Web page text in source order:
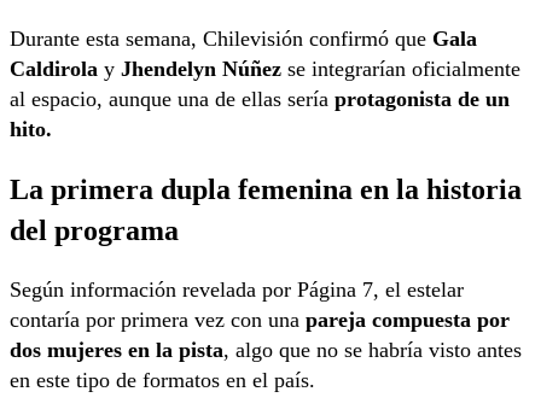
Durante esta semana, Chilevisión confirmó que Gala
Caldirola y Jhendelyn Núñez se integrarían oficialmente
al espacio, aunque una de ellas sería protagonista de un
hito.
La primera dupla femenina en la historia
del programa
Según información revelada por Página 7, el estelar
contaría por primera vez con una pareja compuesta por
dos mujeres en la pista, algo que no se habría visto antes
en este tipo de formatos en el país.